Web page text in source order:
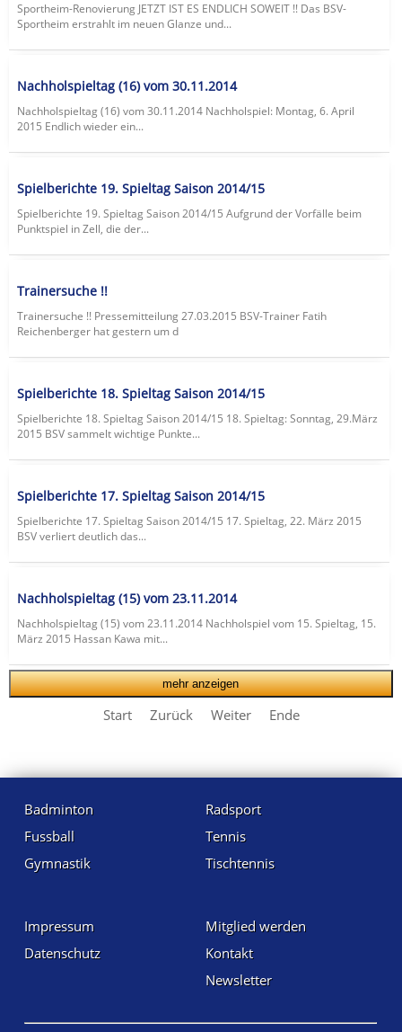
Sportheim-Renovierung JETZT IST ES ENDLICH SOWEIT !! Das BSV-
Sportheim erstrahlt im neuen Glanze und...
Nachholspieltag (16) vom 30.11.2014
Nachholspieltag (16) vom 30.11.2014 Nachholspiel: Montag, 6. April
2015 Endlich wieder ein...
Spielberichte 19. Spieltag Saison 2014/15
Spielberichte 19. Spieltag Saison 2014/15 Aufgrund der Vorfälle beim
Punktspiel in Zell, die der...
Trainersuche !!
Trainersuche !! Pressemitteilung 27.03.2015 BSV-Trainer Fatih
Reichenberger hat gestern um d
Spielberichte 18. Spieltag Saison 2014/15
Spielberichte 18. Spieltag Saison 2014/15 18. Spieltag: Sonntag, 29.März
2015 BSV sammelt wichtige Punkte...
Spielberichte 17. Spieltag Saison 2014/15
Spielberichte 17. Spieltag Saison 2014/15 17. Spieltag, 22. März 2015
BSV verliert deutlich das...
Nachholspieltag (15) vom 23.11.2014
Nachholspieltag (15) vom 23.11.2014 Nachholspiel vom 15. Spieltag, 15.
März 2015 Hassan Kawa mit...
mehr anzeigen
Start Zurück Weiter Ende
Badminton
Fussball
Gymnastik
Radsport
Tennis
Tischtennis
Impressum
Datenschutz
Mitglied werden
Kontakt
Newsletter